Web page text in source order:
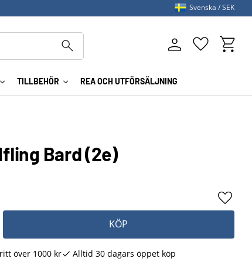
TILLBEHÖR REA OCH UTFÖRSÄLJNING
Favoriter
Svenska SEK
Bard (2e)
KÖP
Lägg
över 1000 kr Alltid 30 dagars öppet köp